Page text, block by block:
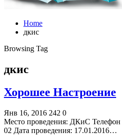
Home
дкис
Browsing Tag
дкис
Хорошее Настроение
Янв 16, 2016 242 0
Место проведения: ДКиС Телефон
02 Дата проведения: 17.01.2016…